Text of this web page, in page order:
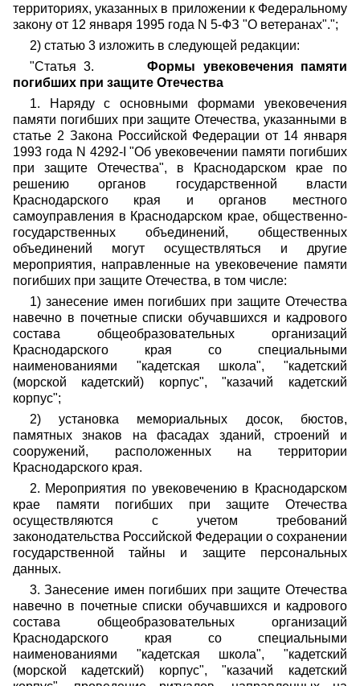
территориях, указанных в приложении к Федеральному
закону от 12 января 1995 года N 5-ФЗ "О ветеранах".";
2) статью 3 изложить в следующей редакции:
"Статья 3.Формы увековечения памяти
погибших при защите Отечества
1. Наряду с основными формами увековечения
памяти погибших при защите Отечества, указанными в
статье 2 Закона Российской Федерации от 14 января
1993 года N 4292-I "Об увековечении памяти погибших
при защите Отечества", в Краснодарском крае по
решению органов государственной власти
Краснодарского края и органов местного
самоуправления в Краснодарском крае, общественно-
государственных объединений, общественных
объединений могут осуществляться и другие
мероприятия, направленные на увековечение памяти
погибших при защите Отечества, в том числе:
1) занесение имен погибших при защите Отечества
навечно в почетные списки обучавшихся и кадрового
состава общеобразовательных организаций
Краснодарского края со специальными
наименованиями "кадетская школа", "кадетский
(морской кадетский) корпус", "казачий кадетский
корпус";
2) установка мемориальных досок, бюстов,
памятных знаков на фасадах зданий, строений и
сооружений, расположенных на территории
Краснодарского края.
2. Мероприятия по увековечению в Краснодарском
крае памяти погибших при защите Отечества
осуществляются с учетом требований
законодательства Российской Федерации о сохранении
государственной тайны и защите персональных
данных.
3. Занесение имен погибших при защите Отечества
навечно в почетные списки обучавшихся и кадрового
состава общеобразовательных организаций
Краснодарского края со специальными
наименованиями "кадетская школа", "кадетский
(морской кадетский) корпус", "казачий кадетский